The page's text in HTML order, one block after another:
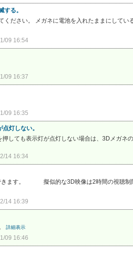
る。
ださい。 メガネに電池を入れたままにして
09 16:54
09 16:37
09 16:35
灯しない。
しても表示灯が点灯しない場合は、3Dメガネ
14 16:34
ます。 擬似的な3D映像は2時間の視聴制限
14 16:39
詳細表示
09 16:46